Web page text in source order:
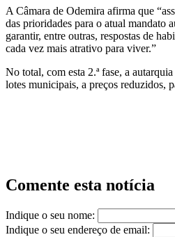
A Câmara de Odemira afirma que
das prioridades para o atual mandato
garantir, entre outras, respostas de
cada vez mais atrativo para viver.”
No total, com esta 2.ª fase, a
lotes municipais, a preços reduzidos,
Comente esta notícia
Indique o seu nome:
Indique o seu endereço de email: